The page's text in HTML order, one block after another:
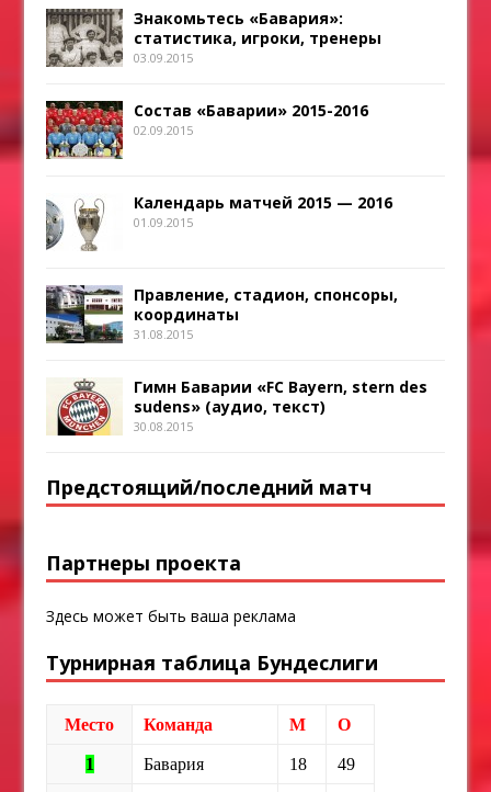
Знакомьтесь «Бавария»:
статистика, игроки, тренеры
03.09.2015
Состав «Баварии» 2015-2016
02.09.2015
Календарь матчей 2015 — 2016
01.09.2015
Правление, стадион, спонсоры,
координаты
31.08.2015
Гимн Баварии «FC Bayern, stern des
sudens» (аудио, текст)
30.08.2015
Предстоящий/последний матч
Партнеры проекта
Здесь может быть ваша реклама
Турнирная таблица Бундеслиги
Место Команда М О
1 Бавария 18 49